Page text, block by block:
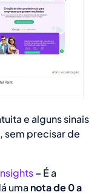
e alguns sinais
sem precisar de
– É a
uma nota de 0 a